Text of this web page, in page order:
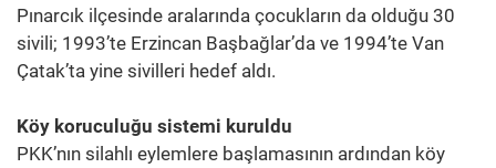
Pınarcık ilçesinde aralarında çocukların da olduğu 30
sivili; 1993’te Erzincan Başbağlar’da ve 1994’te Van
Çatak’ta yine sivilleri hedef aldı.
Köy koruculuğu sistemi kuruldu
PKK’nın silahlı eylemlere başlamasının ardından köy